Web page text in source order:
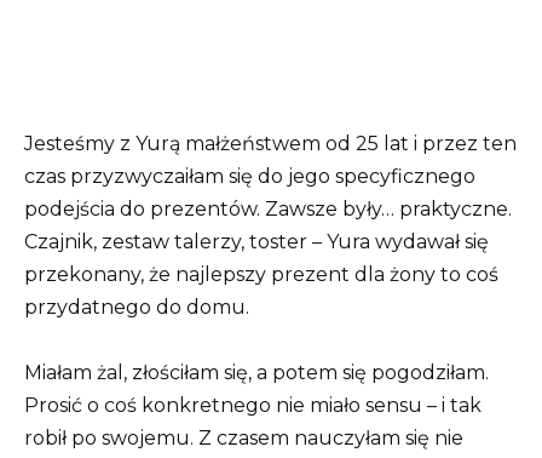
Jesteśmy z Yurą małżeństwem od 25 lat i przez ten
czas przyzwyczaiłam się do jego specyficznego
podejścia do prezentów. Zawsze były… praktyczne.
Czajnik, zestaw talerzy, toster – Yura wydawał się
przekonany, że najlepszy prezent dla żony to coś
przydatnego do domu.
Miałam żal, złościłam się, a potem się pogodziłam.
Prosić o coś konkretnego nie miało sensu – i tak
robił po swojemu. Z czasem nauczyłam się nie